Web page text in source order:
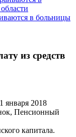
в больницы
из средств
января 2018
Пенсионный
капитала.